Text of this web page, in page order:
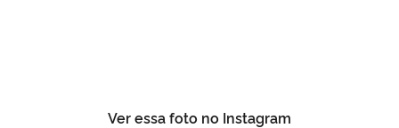
Ver essa foto no Instagram